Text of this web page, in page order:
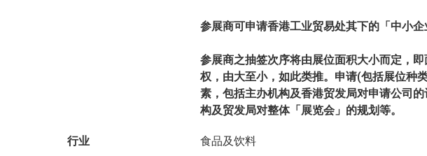
参展商可申请香港工业贸易处其下的「中小企
参展商之抽签次序将由展位面积大小而定，
权，由大至小，如此类推。申请(包括展位种
素，包括主办机构及香港贸发局对申请公司
构及贸发局对整体「展览会」的规划等。
行业 食品及饮料